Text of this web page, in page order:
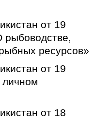
от 19
ресурсов»
от 19
от 18